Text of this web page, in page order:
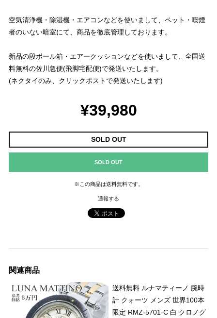
空気清浄機・除湿機・エアコンなどを使いまして、ペット・喫煙
者のいない暗室にて、商品を徹底管理しております。
新品の段ボール箱・エアークッションなどを使いまして、全国送
料無料の佐川急便(飛脚宅配便)で発送いたします。
(ネクタイのみ、クリックポストで発送いたします)
¥39,980
SOLD OUT
SOLD OUT
※この商品は送料無料です。
通報する
関連商品
送料無料 ルナマティーノ 腕時
計 クォーツ メンズ 世界100本
限定 RMZ-5701-C 白 クロノグ